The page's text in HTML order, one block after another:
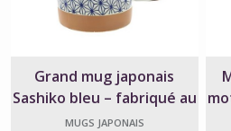
Grand mug japonais
Sashiko bleu – fabriqué au
Japon
MUGS JAPONAIS